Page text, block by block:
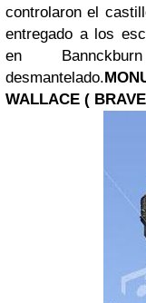
controlaron el
entregado a los
en
desmantelado.
WALLACE (